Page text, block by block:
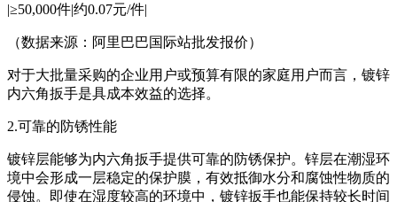
|≥50,000件|约0.07元/件|
（数据来源：阿里巴巴国际站批发报价）
对于大批量采购的企业用户或预算有限的家庭用户而言，镀锌
内六角扳手是具成本效益的选择。
2.可靠的防锈性能
镀锌层能够为内六角扳手提供可靠的防锈保护。锌层在潮湿环
境中会形成一层稳定的保护膜，有效抵御水分和腐蚀性物质的
侵蚀。即使在湿度较高的环境中，镀锌扳手也能保持较长时间